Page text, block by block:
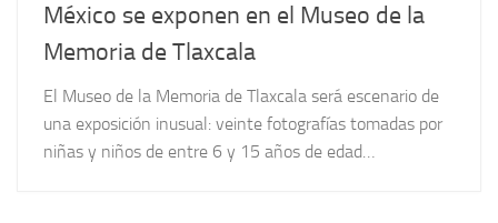
México se exponen en el Museo de la
Memoria de Tlaxcala
El Museo de la Memoria de Tlaxcala será escenario de
una exposición inusual: veinte fotografías tomadas por
niñas y niños de entre 6 y 15 años de edad…